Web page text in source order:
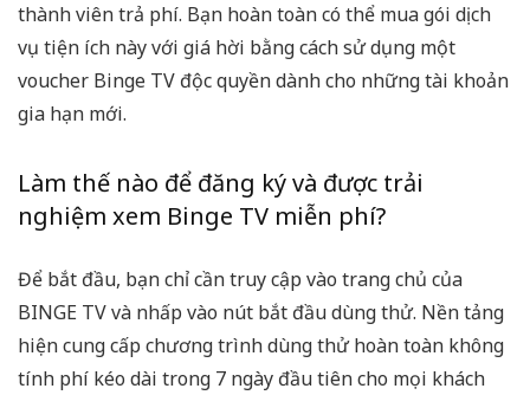
thành viên trả phí. Bạn hoàn toàn có thể mua gói dịch
vụ tiện ích này với giá hời bằng cách sử dụng một
voucher Binge TV độc quyền dành cho những tài khoản
gia hạn mới.
Làm thế nào để đăng ký và được trải
nghiệm xem Binge TV miễn phí?
Để bắt đầu, bạn chỉ cần truy cập vào trang chủ của
BINGE TV và nhấp vào nút bắt đầu dùng thử. Nền tảng
hiện cung cấp chương trình dùng thử hoàn toàn không
tính phí kéo dài trong 7 ngày đầu tiên cho mọi khách